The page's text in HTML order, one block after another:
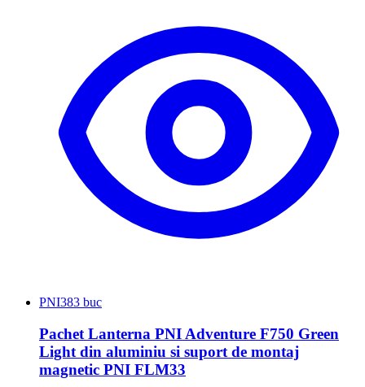
PNI383 buc
Pachet Lanterna PNI Adventure F750 Green
Light din aluminiu si suport de montaj
magnetic PNI FLM33